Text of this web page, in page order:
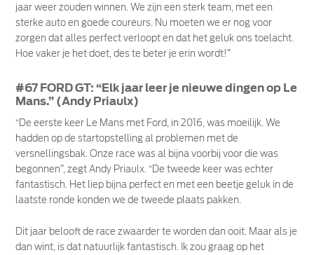
jaar weer zouden winnen. We zijn een sterk team, met een
sterke auto en goede coureurs. Nu moeten we er nog voor
zorgen dat alles perfect verloopt en dat het geluk ons toelacht.
Hoe vaker je het doet, des te beter je erin wordt!”
#67 FORD GT: “Elk jaar leer je nieuwe dingen op Le
Mans.” (Andy Priaulx)
“De eerste keer Le Mans met Ford, in 2016, was moeilijk. We
hadden op de startopstelling al problemen met de
versnellingsbak. Onze race was al bijna voorbij voor die was
begonnen”, zegt Andy Priaulx. “De tweede keer was echter
fantastisch. Het liep bijna perfect en met een beetje geluk in de
laatste ronde konden we de tweede plaats pakken.
Dit jaar belooft de race zwaarder te worden dan ooit. Maar als je
dan wint, is dat natuurlijk fantastisch. Ik zou graag op het